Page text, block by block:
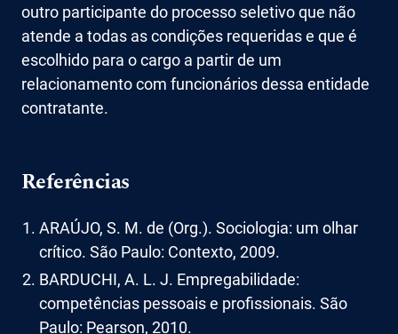
outro participante do processo seletivo que não
atende a todas as condições requeridas e que é
escolhido para o cargo a partir de um
relacionamento com funcionários dessa entidade
contratante.
Referências
ARAÚJO, S. M. de (Org.). Sociologia: um olhar
crítico. São Paulo: Contexto, 2009.
BARDUCHI, A. L. J. Empregabilidade:
competências pessoais e profissionais. São
Paulo: Pearson, 2010.